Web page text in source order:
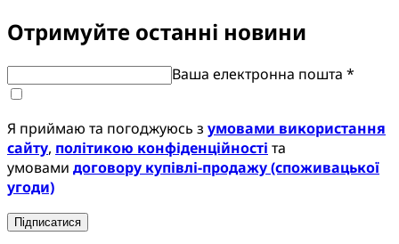
Отримуйте останні новини
Ваша електронна пошта *
Я приймаю та погоджуюсь з умовами використання
сайту, політикою конфіденційності та
умовами договору купівлі-продажу (споживацької
угоди)
Підписатися